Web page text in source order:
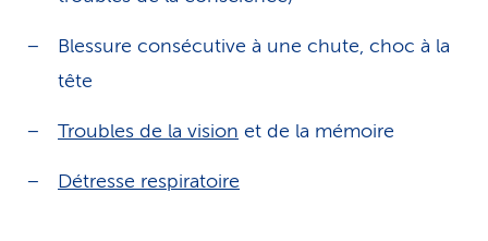
Blessure consécutive à une chute, choc à la
tête
Troubles de la vision et de la mémoire
Détresse respiratoire